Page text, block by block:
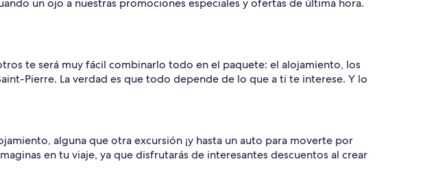
un ojo a nuestras promociones especiales y ofertas de última hora.
te será muy fácil combinarlo todo en el paquete: el alojamiento, los
Pierre. La verdad es que todo depende de lo que a ti te interese. Y lo
alguna que otra excursión ¡y hasta un auto para moverte por
en tu viaje, ya que disfrutarás de interesantes descuentos al crear